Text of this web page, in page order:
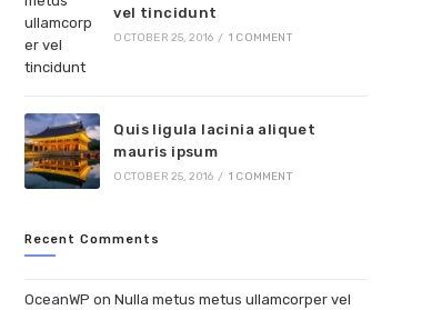
vel tincidunt
OCTOBER 25, 2016 / 1 COMMENT
Quis ligula lacinia aliquet
mauris ipsum
OCTOBER 25, 2016 / 1 COMMENT
Recent Comments
OceanWP onNulla metus metus ullamcorper vel